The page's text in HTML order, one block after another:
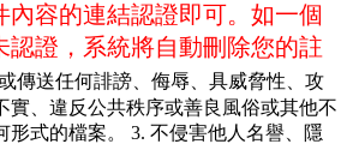
內容的連結認證即可。如一個
認證，系統將自動刪除您的註
傳送任何誹謗、侮辱、具威脅性、攻
實、違反公共秩序或善良風俗或其他不
形式的檔案。 3. 不侵害他人名譽、隱